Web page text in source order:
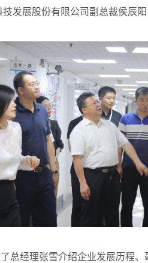
展股份有限公司副总裁侯辰
经理张雪介绍企业发展历程